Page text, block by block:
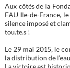
Aux côtés de la
EAU Ile-de-France,
silence imposé et
tou.te.s !
Le 29 mai 2015, le
la distribution de
La victoire est